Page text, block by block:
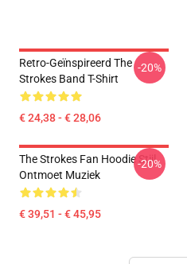
Retro-Geïnspireerd The
Strokes Band T-Shirt
€ 24,38 - € 28,06
-20%
The Strokes Fan Hoodie Stijl
Ontmoet Muziek
€ 39,51 - € 45,95
-20%